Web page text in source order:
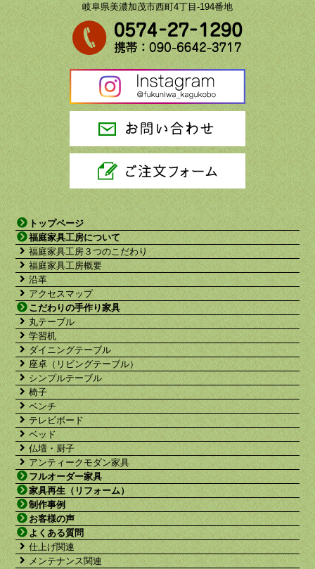
岐阜県美濃加茂市西町4丁目-194番地
トップページ
福庭家具工房について
福庭家具工房３つのこだわり
福庭家具工房概要
沿革
アクセスマップ
こだわりの手作り家具
丸テーブル
学習机
ダイニングテーブル
座卓（リビングテーブル）
シンプルテーブル
椅子
ベンチ
テレビボード
ベッド
仏壇・厨子
アンティークモダン家具
フルオーダー家具
家具再生（リフォーム）
制作事例
お客様の声
よくある質問
仕上げ関連
メンテナンス関連